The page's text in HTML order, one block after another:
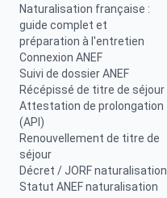
Naturalisation française :
guide complet et
préparation à l'entretien
Connexion ANEF
Suivi de dossier ANEF
Récépissé de titre de séjour
Attestation de prolongation
(API)
Renouvellement de titre de
séjour
Décret / JORF naturalisation
Statut ANEF naturalisation